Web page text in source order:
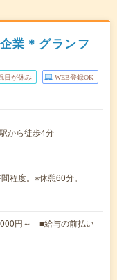
業＊グランフ
日が休み WEB登録OK
から徒歩4分
度。※休憩60分。
円～ ■給与の前払い